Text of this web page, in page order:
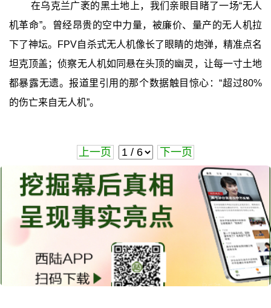
在乌克兰广袤的黑土地上，我们亲眼目睹了一场“无人
机革命”。曾经昂贵的空中力量，被廉价、量产的无人机拉
下了神坛。FPV自杀式无人机像长了眼睛的炮弹，精准点名
坦克顶盖；侦察无人机如同悬在头顶的幽灵，让每一寸土地
都暴露无遗。报道里引用的那个数据触目惊心：“超过80%
的伤亡来自无人机”。
上一页 下一页